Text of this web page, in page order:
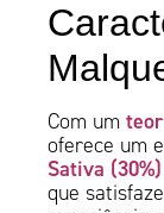
Com um
oferece um
Sativa
que